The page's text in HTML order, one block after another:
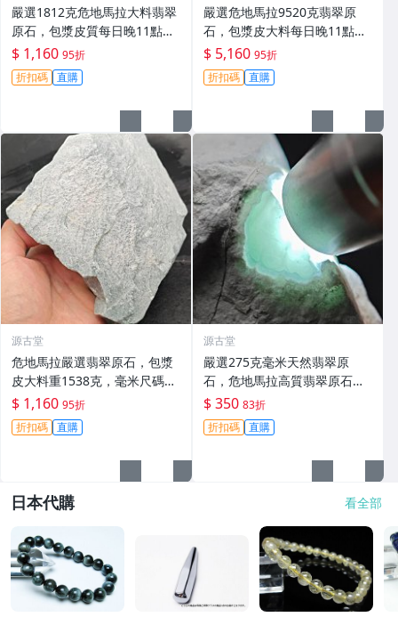
嚴選1812克危地馬拉大料翡翠
原石，包漿皮質每日晚11點截
拍。 危地馬拉 翡翠原石 大料
$ 1,160 95折
折扣碼 直購
嚴選危地馬拉9520克翡翠原
石，包漿皮大料每日晚11點拍
賣截標，真實成交保證！翡翠
原石 拍賣 9520克
$ 5,160 95折
折扣碼 直購
源古堂
危地馬拉嚴選翡翠原石，包漿
皮大料重1538克，毫米尺碼專
為收藏家推薦。10月拍賣，晚
11點截標。 危地馬拉 翡翠 原
石
$ 1,160 95折
折扣碼 直購
源古堂
嚴選275克毫米天然翡翠原
石，危地馬拉高質翡翠原石推
薦，適合收藏與鑑賞 翡翠 原石
$ 350 83折
折扣碼 直購
日本代購 看全部